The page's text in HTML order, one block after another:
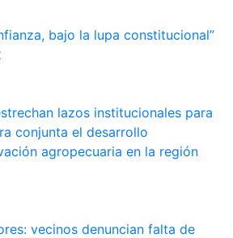
bajo la lupa constitucional”
lazos institucionales para
conjunta el desarrollo
agropecuaria en la región
vecinos denuncian falta de